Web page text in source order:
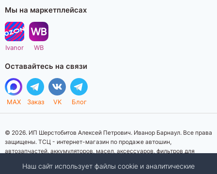
Мы на маркетплейсах
Ivanor WB
Оставайтесь на связи
MAX Заказ VK Блог
© 2026. ИП Шерстобитов Алексей Петрович. Иванор Барнаул. Все права
защищены. ТСЦ - интернет-магазин по продаже автошин,
автозапчастей, аккумуляторов, масел, аксессуаров, фильтров для
информационный характер. Представленная информация о товарах, их
Наш сайт использует файлы cookie и аналитические